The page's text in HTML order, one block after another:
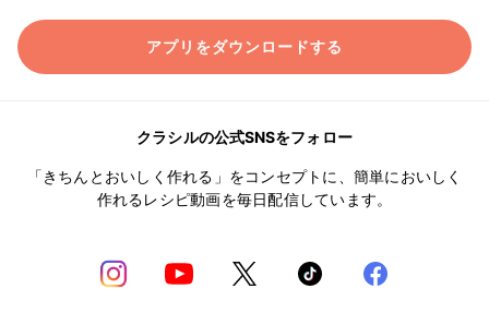
アプリをダウンロードする
クラシルの公式SNSをフォロー
「きちんとおいしく作れる」をコンセプトに、簡単においしく
作れるレシピ動画を毎日配信しています。